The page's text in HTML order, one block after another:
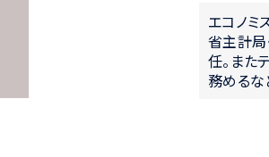
エコノミ
省主計局
任。また
務める